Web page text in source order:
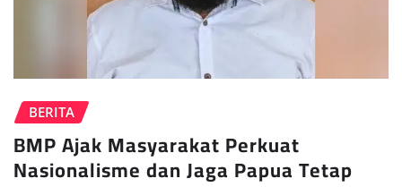
BERITA
BMP Ajak Masyarakat Perkuat
Nasionalisme dan Jaga Papua Tetap